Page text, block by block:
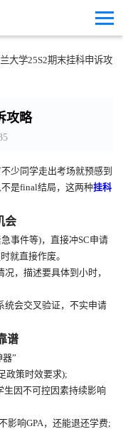
大学25S2期末挂科申诉攻
攻略
少同学走出考场就预感到
是final结局，这两种挂科
会
事件等)，直接冲SC申请
就直接作废。
，描述要具体到小时，
会交叉验证，不实申请
谱
”
策时效要求);
因不可控因素持续影响
响GPA，还能退还学费;